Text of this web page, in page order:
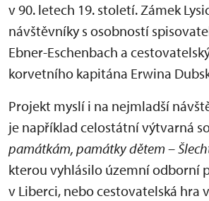
v 90. letech 19. století. Zámek
návštěvníky s osobností
Ebner-Eschenbach a
korvetního kapitána Erwina
Projekt myslí i na nejmladší
je například celostátní výtvarná
památkám, památky dětem –
kterou vyhlásilo územní odborní
v Liberci, nebo cestovatelská hra